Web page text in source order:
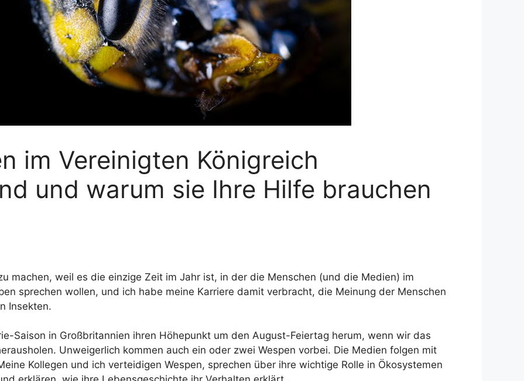
im Vereinigten Königreich
und warum sie Ihre Hilfe brauchen
machen, weil es die einzige Zeit im Jahr ist, in der die Menschen (und die Medien) im
sprechen wollen, und ich habe meine Karriere damit verbracht, die Meinung der Menschen
Insekten.
Saison in Großbritannien ihren Höhepunkt um den August-Feiertag herum, wenn wir das
Unweigerlich kommen auch ein oder zwei Wespen vorbei. Die Medien folgen mit
Kollegen und ich verteidigen Wespen, sprechen über ihre wichtige Rolle in Ökosystemen